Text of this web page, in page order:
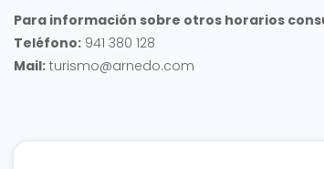
Para información sobre otros horarios
Teléfono: 941 380 128
Mail: turismo@arnedo.com